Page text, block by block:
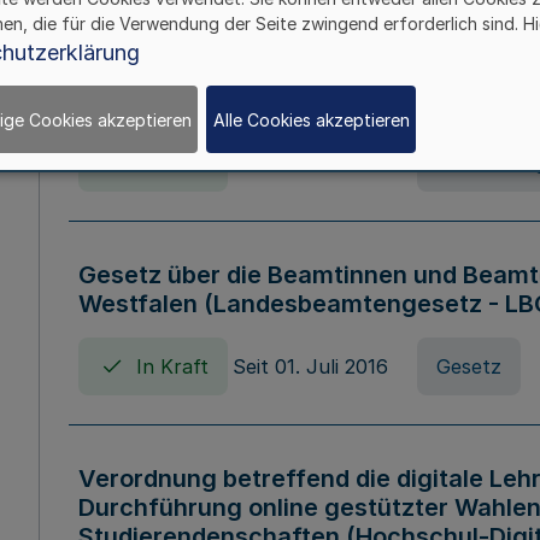
Verordnung über die
Nordrhein-Westfalen
Gesetz über die Beamtinnen und
Westfalen (Landesbeamtengesetz -
In Kraft Seit 01. Juli 2016 Gesetz
Verordnung betreffend die digitale
Durchführung online gestützter
die für die Verwendung der Seite zwingend erforderlich sind.
Cookies akzeptieren Alle Cookies akzeptieren